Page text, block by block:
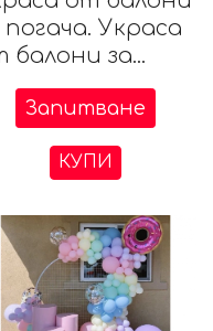
погача. Украса
балони за...
Запитване
КУПИ